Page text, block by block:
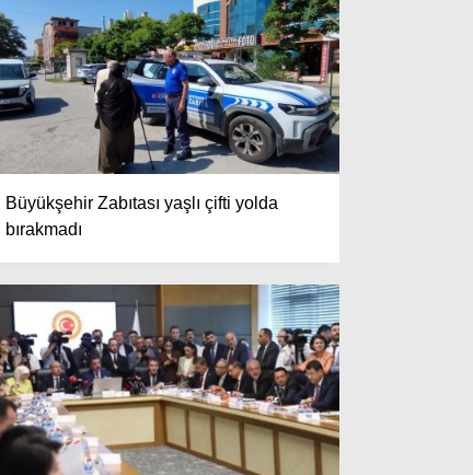
Büyükşehir Zabıtası yaşlı çifti yolda
bırakmadı